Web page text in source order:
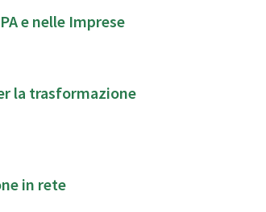
e nelle Imprese
la trasformazione
in rete